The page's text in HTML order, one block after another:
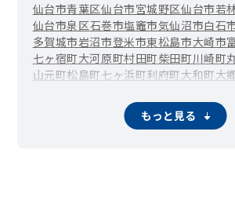
仙台市青葉区仙台市宮城野区仙台市若
仙台市泉区石巻市塩竈市気仙沼市白石
多賀城市岩沼市登米市東松島市大崎市
七ヶ宿町大河原町村田町柴田町川崎町
山元町松島町七ヶ浜町利府町大和町大
もっと見る